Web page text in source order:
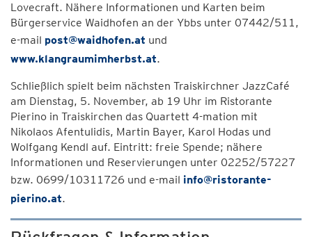
Lovecraft. Nähere Informationen und Karten beim
Bürgerservice Waidhofen an der Ybbs unter 07442/511,
e-mail post@waidhofen.at und
www.klangraumimherbst.at.
Schließlich spielt beim nächsten Traiskirchner JazzCafé
am Dienstag, 5. November, ab 19 Uhr im Ristorante
Pierino in Traiskirchen das Quartett 4-mation mit
Nikolaos Afentulidis, Martin Bayer, Karol Hodas und
Wolfgang Kendl auf. Eintritt: freie Spende; nähere
Informationen und Reservierungen unter 02252/57227
bzw. 0699/10311726 und e-mail info@ristorante-
pierino.at.